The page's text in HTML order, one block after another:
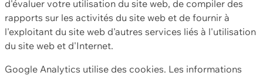
d'évaluer votre utilisation du site web, de compiler des
rapports sur les activités du site web et de fournir à
l'exploitant du site web d'autres services liés à l'utilisation
du site web et d'Internet.
Google Analytics utilise des cookies. Les informations